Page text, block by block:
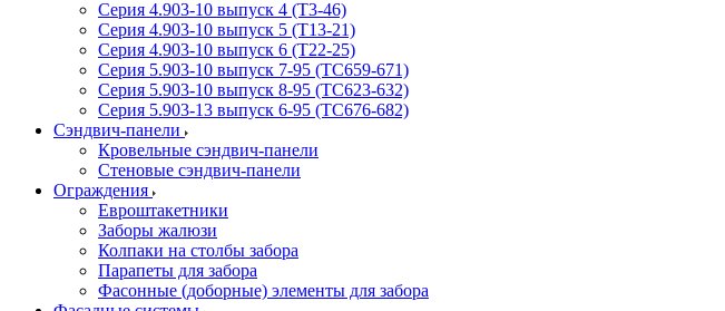
Серия 4.903-10 выпуск 4 (Т3-46)
Серия 4.903-10 выпуск 5 (Т13-21)
Серия 4.903-10 выпуск 6 (Т22-25)
Серия 5.903-10 выпуск 7-95 (ТС659-671)
Серия 5.903-10 выпуск 8-95 (ТС623-632)
Серия 5.903-13 выпуск 6-95 (ТС676-682)
Сэндвич-панели
Кровельные сэндвич-панели
Стеновые сэндвич-панели
Ограждения
Евроштакетники
Заборы жалюзи
Колпаки на столбы забора
Парапеты для забора
Фасонные (доборные) элементы для забора